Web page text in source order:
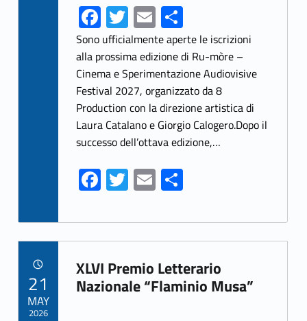
Fa
ce
b
o
o
k
T
w
itt
er
E
m
ai
l
S
h
ar
e
Sono ufficialmente aperte le iscrizioni
alla prossima edizione di Ru-mòre –
Cinema e Sperimentazione Audiovisive
Festival 2027, organizzato da 8
Production con la direzione artistica di
Laura Catalano e Giorgio Calogero.Dopo il
successo dell’ottava edizione,…
Fa
ce
b
o
o
k
T
w
itt
er
E
m
ai
l
S
ar
e
Link identifier archive #link-archive-11656
XLVI Premio Letterario
Nazionale “Flaminio Musa”
21
MAY
2026